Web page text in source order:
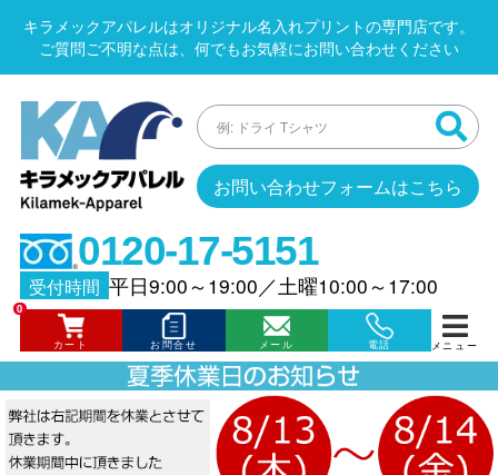
キラメックアパレルはオリジナル名入れプリントの専門店です。
ご質問ご不明な点は、何でもお気軽にお問い合わせください
お問い合わせフォームはこちら
0120-17-5151
受付時間 平日9:00～19:00／土曜10:00～17:00
カート
0
お問合せ メール 電話 メニュー